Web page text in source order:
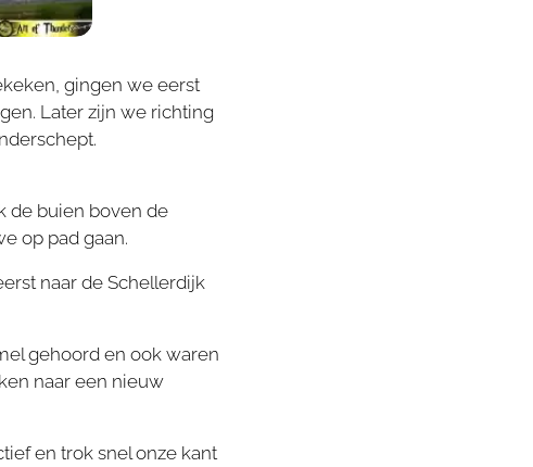
gingen we eerst
Later zijn we richting
de buien boven de
op pad gaan.
naar de Schellerdijk
gehoord en ook waren
naar een nieuw
en trok snel onze kant